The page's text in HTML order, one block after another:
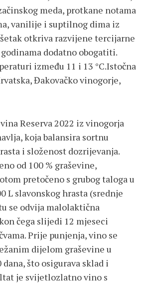
meda, protkane notama
vanilije i suptilnog dima iz
otkriva razvijene tercijarne
dodatno obogatiti.
između 11 i 13 °C.Istočna
Đakovačko vinogorje,
Reserva 2022 iz vinogorja
koja balansira sortnu
i složenost dozrijevanja.
od 100 % graševine,
pretočeno s grubog taloga u
L slavonskog hrasta (srednje
se odvija malolaktična
čega slijedi 12 mjeseci
Prije punjenja, vino se
dijelom graševine u
što osigurava sklad i
je svijetlozlatno vino s